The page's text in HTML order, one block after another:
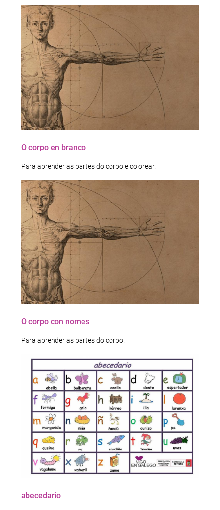
O corpo en branco
Para aprender as partes do corpo e colorear.
O corpo con nomes
Para aprender as partes do corpo.
abecedario